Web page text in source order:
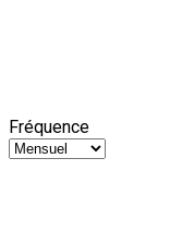
Fréquence